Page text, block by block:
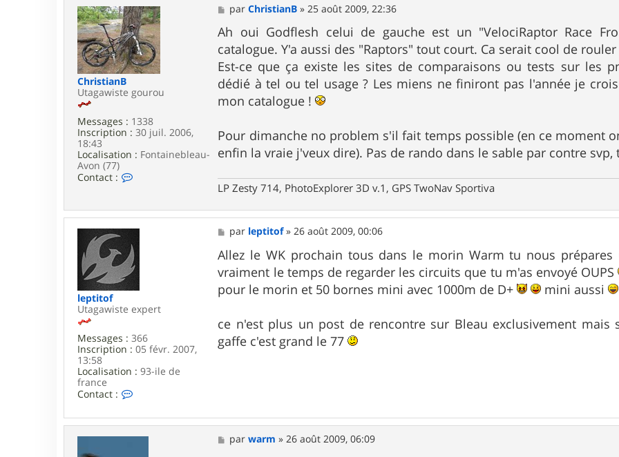
t
e
r
w
a
r
ChristianB
Utagawiste gourou
Messages : 1338
Inscription : 30 juil. 2006,
18:43
Localisation : Fontainebleau-
Avon (77)
Contact :
t
a
c
e
r
i
i
a
B
M
e
s
s
a
g
e
parChristianB » 25 août 2009, 22:36
Ah oui Godflesh celui de gauche est un "VelociRaptor Race
catalogue. Y'a aussi des "Raptors" tout court. Ca serait cool de
Est-ce que ça existe les sites de comparaisons ou tests sur les
dédié à tel ou tel usage ? Les miens ne finiront pas l'année je
mon catalogue !
Pour dimanche no problem s'il fait temps possible (en ce moment
enfin la vraie j'veux dire). Pas de rando dans le sable par contre
LP Zesty 714, PhotoExplorer 3D v.1, GPS TwoNav Sportiva
leptitof
Utagawiste expert
Messages : 366
Inscription : 05 févr. 2007,
13:58
Localisation : 93-ile de
france
Contact :
n
t
a
M
e
s
s
a
g
e
par leptitof»26 août 2009, 00:06
Allez le WK prochain tous dans le morin Warm tu nous
vraiment le temps de regarder les circuits que tu m'as envoyé OUPS
pour le morin et 50 bornes mini avec 1000m de D+
mini aussi
ce n'est plus un post de rencontre sur Bleau exclusivement
gaffe c'est grand le 77
M
e
parwarm »26 août 2009, 06:09